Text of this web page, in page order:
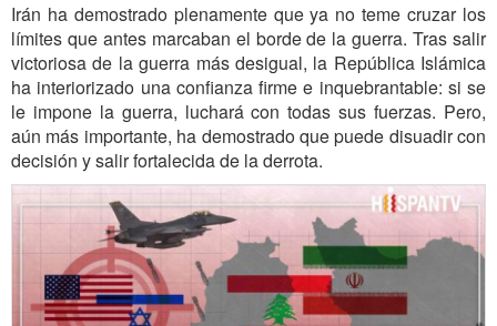
Irán ha demostrado plenamente que ya no teme cruzar los
límites que antes marcaban el borde de la guerra. Tras salir
victoriosa de la guerra más desigual, la República Islámica
ha interiorizado una confianza firme e inquebrantable: si se
le impone la guerra, luchará con todas sus fuerzas. Pero,
aún más importante, ha demostrado que puede disuadir con
decisión y salir fortalecida de la derrota.